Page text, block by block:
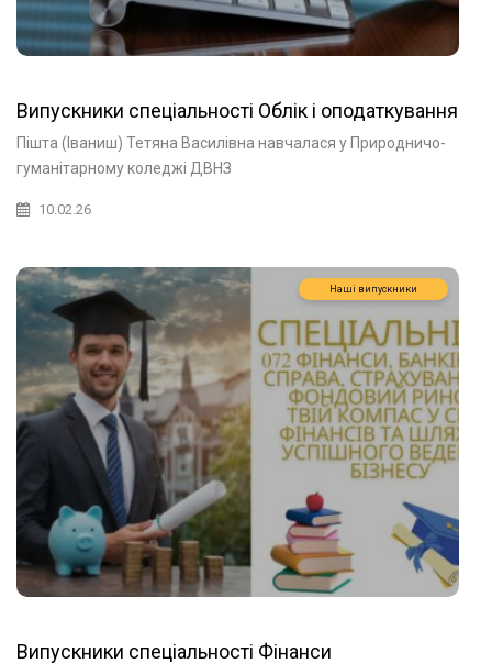
Випускники спеціальності Облік і оподаткування
Пішта (Іваниш) Тетяна Василівна навчалася у Природничо-
гуманітарному коледжі ДВНЗ
10.02.26
Наші випускники
Випускники спеціальності Фінанси